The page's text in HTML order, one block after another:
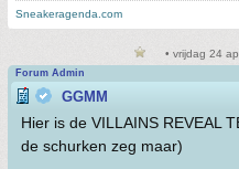
Sneakeragenda.com
• vrijdag 24
Forum Admin
GGMM
Hier is de VILLAINS REVEAL
de schurken zeg maar)